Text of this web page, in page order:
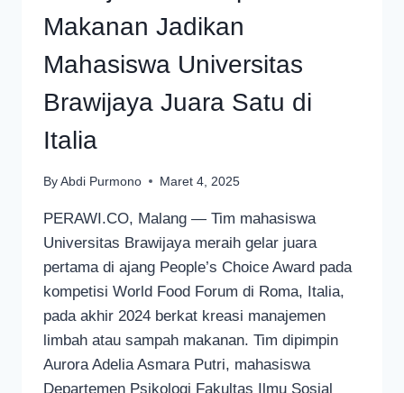
Makanan Jadikan
Mahasiswa Universitas
Brawijaya Juara Satu di
Italia
By Abdi Purmono Maret 4, 2025
PERAWI.CO, Malang — Tim mahasiswa
Universitas Brawijaya meraih gelar juara
pertama di ajang People’s Choice Award pada
kompetisi World Food Forum di Roma, Italia,
pada akhir 2024 berkat kreasi manajemen
limbah atau sampah makanan. Tim dipimpin
Aurora Adelia Asmara Putri, mahasiswa
Departemen Psikologi Fakultas Ilmu Sosial